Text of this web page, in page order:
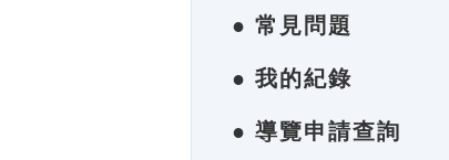
● 常見問題
● 我的紀錄
● 導覽申請查詢